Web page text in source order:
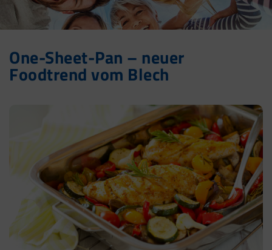
One-Sheet-Pan – neuer
Foodtrend vom Blech